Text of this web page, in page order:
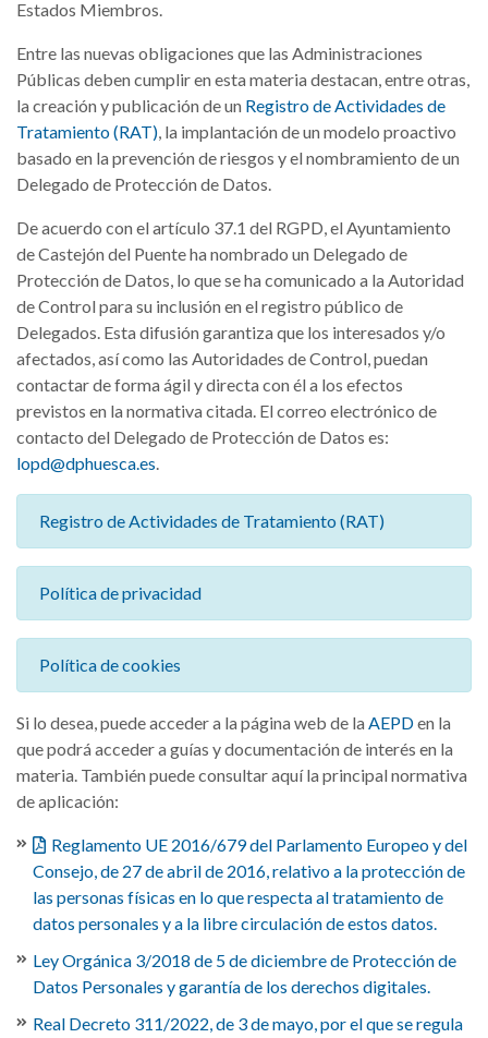
Estados Miembros.
Entre las nuevas obligaciones que las Administraciones
Públicas deben cumplir en esta materia destacan, entre otras,
la creación y publicación de un Registro de Actividades de
Tratamiento (RAT), la implantación de un modelo proactivo
basado en la prevención de riesgos y el nombramiento de un
Delegado de Protección de Datos.
De acuerdo con el artículo 37.1 del RGPD, el Ayuntamiento
de Castejón del Puente ha nombrado un Delegado de
Protección de Datos, lo que se ha comunicado a la Autoridad
de Control para su inclusión en el registro público de
Delegados. Esta difusión garantiza que los interesados y/o
afectados, así como las Autoridades de Control, puedan
contactar de forma ágil y directa con él a los efectos
previstos en la normativa citada. El correo electrónico de
contacto del Delegado de Protección de Datos es:
lopd@dphuesca.es.
Registro de Actividades de Tratamiento (RAT)
Política de privacidad
Política de cookies
Si lo desea, puede acceder a la página web de la AEPDen la
que podrá acceder a guías y documentación de interés en la
materia. También puede consultar aquí la principal normativa
de aplicación:
Reglamento UE 2016/679 del Parlamento Europeo y del
Consejo, de 27 de abril de 2016, relativo a la protección de
las personas físicas en lo que respecta al tratamiento de
datos personales y a la libre circulación de estos datos.
Ley Orgánica 3/2018 de 5 de diciembre de Protección de
Datos Personales y garantía de los derechos digitales.
Real Decreto 311/2022, de 3 de mayo, por el que se regula